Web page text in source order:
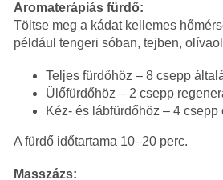
Aromaterápiás fürdő:
Töltse meg a kádat kellemes
például tengeri sóban, tejben,
Teljes fürdőhöz – 8 csepp
Ülőfürdőhöz – 2 csepp
Kéz- és lábfürdőhöz – 4 csepp
A fürdő időtartama 10–20 perc.
Masszázs: